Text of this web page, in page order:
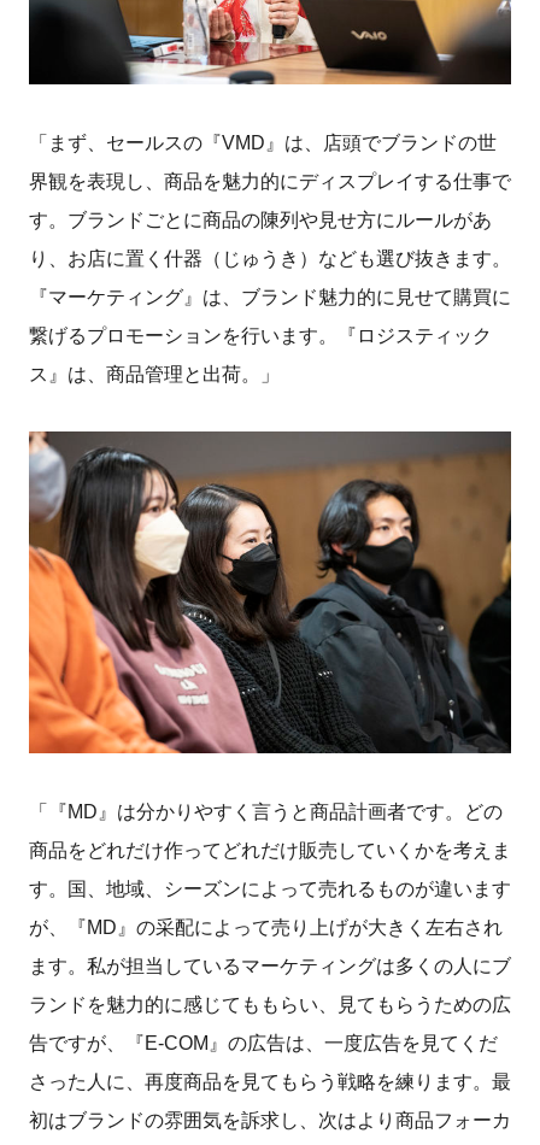
「まず、セールスの『VMD』は、店頭でブランドの世
界観を表現し、商品を魅力的にディスプレイする仕事で
す。ブランドごとに商品の陳列や見せ方にルールがあ
り、お店に置く什器（じゅうき）なども選び抜きます。
『マーケティング』は、ブランド魅力的に見せて購買に
繋げるプロモーションを行います。『ロジスティック
ス』は、商品管理と出荷。」
「『MD』は分かりやすく言うと商品計画者です。どの
商品をどれだけ作ってどれだけ販売していくかを考えま
す。国、地域、シーズンによって売れるものが違います
が、『MD』の采配によって売り上げが大きく左右され
ます。私が担当しているマーケティングは多くの人にブ
ランドを魅力的に感じてももらい、見てもらうための広
告ですが、『E-COM』の広告は、一度広告を見てくだ
さった人に、再度商品を見てもらう戦略を練ります。最
初はブランドの雰囲気を訴求し、次はより商品フォーカ